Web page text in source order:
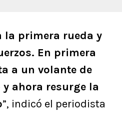
la primera rueda y
En primera
a un volante de
ahora resurge la
”, indicó el periodista